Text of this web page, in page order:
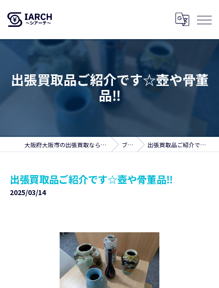
出張買取品ご紹介です☆壺や骨董
品‼️
大阪府大阪市の出張買取ならSIARCH～シアーチ～ ブログ 出張買取品ご紹介です☆壺や骨董品‼️
出張買取品ご紹介です☆壺や骨董品‼️
2025/03/14